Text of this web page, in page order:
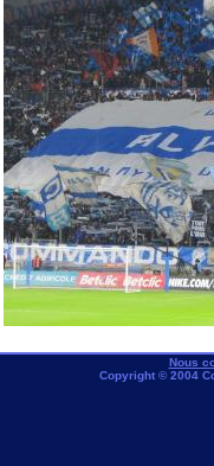
Nous
Copyright © 2004